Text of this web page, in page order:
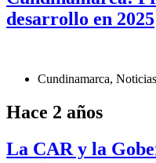
desarrollo en 2025
Cundinamarca, Noticias
Hace 2 años
La CAR y la